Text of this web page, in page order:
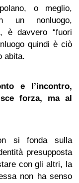
o meglio,
un nonluogo,
è davvero “fuori
quindi è ciò
abita.
e l’incontro,
forza, ma al
si fonda sulla
presupposta
con gli altri, la
non ha senso